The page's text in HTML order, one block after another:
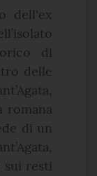
dell'ex
di
delle
romana
di un
sui resti